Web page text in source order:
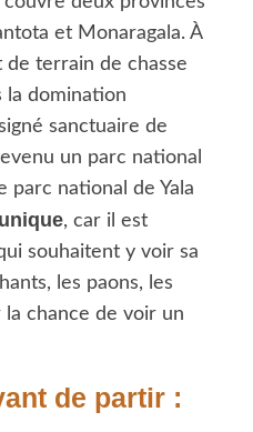
et Monaragala. À
de terrain de chasse
la domination
sanctuaire de
un parc national
parc national de Yala
, car il est
souhaitent y voir sa
les paons, les
chance de voir un
de partir :